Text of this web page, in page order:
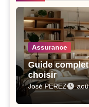
Assurance
Guide
choisir
José PEREZ